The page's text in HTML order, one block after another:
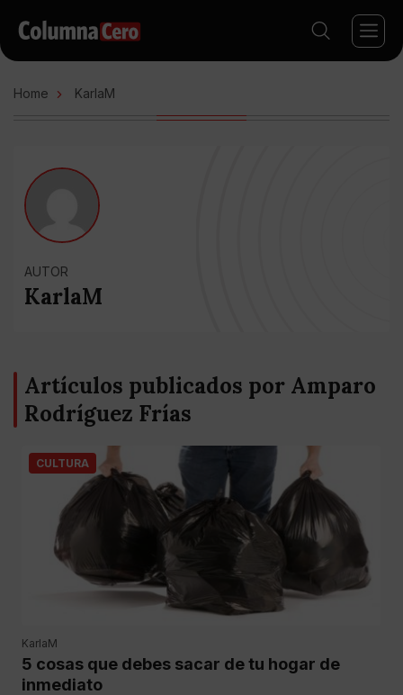
Home KarlaM
AUTOR
KarlaM
Artículos publicados por Amparo
Rodríguez Frías
CULTURA
KarlaM
5 cosas que debes sacar de tu hogar de
inmediato